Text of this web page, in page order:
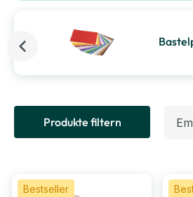
Produkte filtern
Bestseller